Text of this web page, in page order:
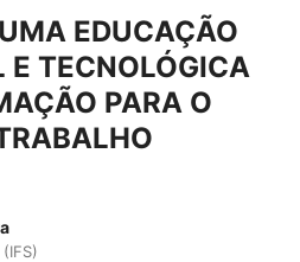
EDUCAÇÃO
E TECNOLÓGICA
PARA O